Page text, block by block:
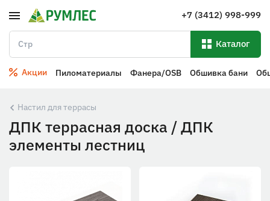
+7 (3412) 998-999
Каталог
Акции Пиломатериалы Фанера/OSB Обшивка бани
Настил для террасы
ДПК террасная доска / ДПК
элементы лестниц